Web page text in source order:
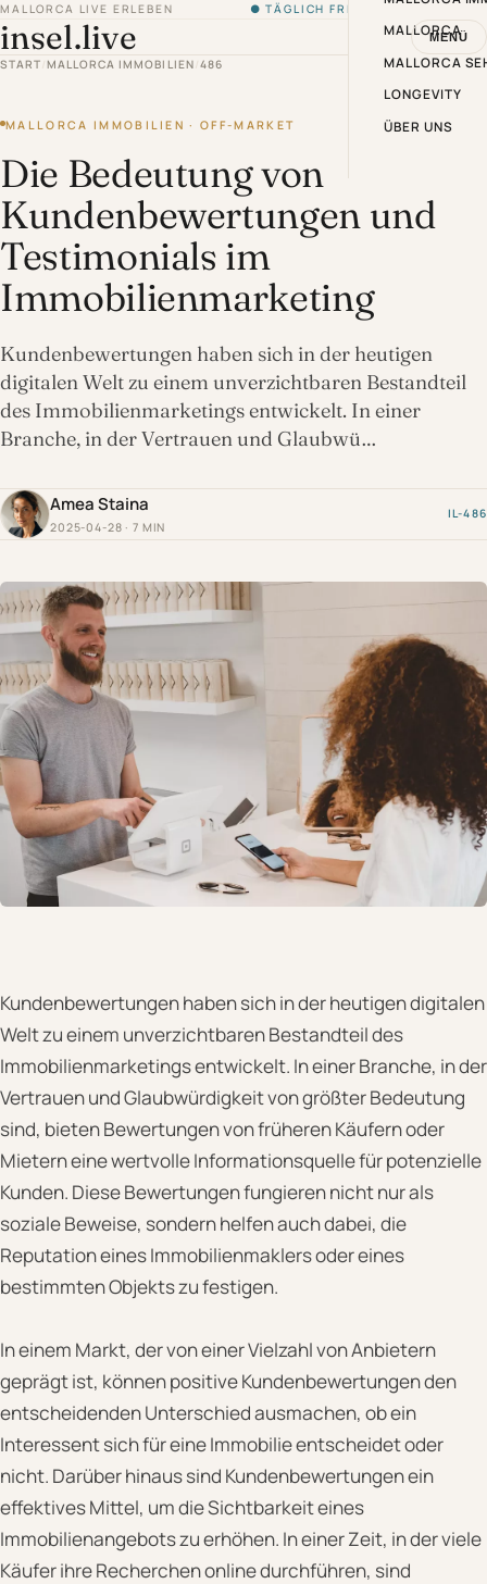
MALLORCA LIVE ERLEBEN ● TÄGLICH FRISCH VON DER INSEL
insel.live MENÜ
MALLORCA
MALLORCA
LONGEVITY
ÜBER UNS
START /MALLORCA IMMOBILIEN 486
MALLORCA IMMOBILIEN · OFF-MARKET
Die Bedeutung von
Kundenbewertungen und
Testimonials im
Immobilienmarketing
Kundenbewertungen haben sich in der heutigen
digitalen Welt zu einem unverzichtbaren Bestandteil
des Immobilienmarketings entwickelt. In einer
Branche, in der Vertrauen und Glaubwü…
Amea Staina
2025-04-28 · 7 MIN
IL-486
Kundenbewertungen haben sich in der heutigen digitalen
Welt zu einem unverzichtbaren Bestandteil des
Immobilienmarketings entwickelt. In einer Branche, in der
Vertrauen und Glaubwürdigkeit von größter Bedeutung
sind, bieten Bewertungen von früheren Käufern oder
Mietern eine wertvolle Informationsquelle für potenzielle
Kunden. Diese Bewertungen fungieren nicht nur als
soziale Beweise, sondern helfen auch dabei, die
Reputation eines Immobilienmaklers oder eines
bestimmten Objekts zu festigen.
In einem Markt, der von einer Vielzahl von Anbietern
geprägt ist, können positive Kundenbewertungen den
entscheidenden Unterschied ausmachen, ob ein
Interessent sich für eine Immobilie entscheidet oder
nicht. Darüber hinaus sind Kundenbewertungen ein
effektives Mittel, um die Sichtbarkeit eines
Immobilienangebots zu erhöhen. In einer Zeit, in der viele
Käufer ihre Recherchen online durchführen, sind